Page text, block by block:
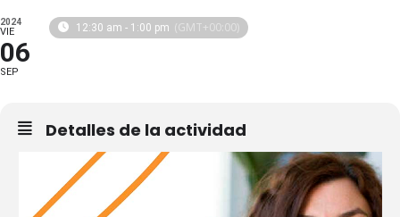
2024
VIE
06
SEP
12:30 am - 1:00 pm (GMT+00:00)
Detalles de la actividad